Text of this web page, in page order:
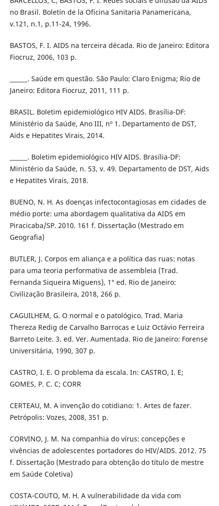
no Brasil. Boletín de la Oficina Sanitaria Panamericana,
v.121, n.1, p.11-24, 1996.
BASTOS, F. I. AIDS na terceira década. Rio de Janeiro: Editora
Fiocruz, 2006, 103 p.
______. Saúde em questão. São Paulo: Claro Enigma; Rio de
Janeiro: Editora Fiocruz, 2011, 111 p.
BRASIL. Boletim epidemiológico HIV AIDS. Brasília-DF:
Ministério da Saúde, Ano III, nº 1. Departamento de DST,
Aids e Hepatites Virais, 2014.
______. Boletim epidemiológico HIV AIDS. Brasília-DF:
Ministério da Saúde, n. 53, v. 49. Departamento de DST, Aids
e Hepatites Virais, 2018.
BUENO, N. H. As doenças infectocontagiosas em cidades de
médio porte: uma abordagem qualitativa da AIDS em
Piracicaba/SP. 2010. 161 f. Dissertação (Mestrado em
Geografia)
BUTLER, J. Corpos em aliança e a política das ruas: notas
para uma teoria performativa de assembleia (Trad.
Fernanda Siqueira Miguens), 1° ed. Rio de Janeiro:
Civilização Brasileira, 2018, 266 p.
CAGUILHEM, G. O normal e o patológico. Trad. Maria
Thereza Redig de Carvalho Barrocas e Luiz Octávio Ferreira
Barreto Leite. 3. ed. Ver. Aumentada. Rio de Janeiro: Forense
Universitária, 1990, 307 p.
CASTRO, I. E. O problema da escala. In: CASTRO, I. E;
GOMES, P. C. C; CORR
CERTEAU, M. A invenção do cotidiano: 1. Artes de fazer.
Petrópolis: Vozes, 2008, 351 p.
CORVINO, J. M. Na companhia do vírus: concepções e
vivências de adolescentes portadores do HIV/AIDS. 2012. 75
f. Dissertação (Mestrado para obtenção do título de mestre
em Saúde Coletiva)
COSTA-COUTO, M. H. A vulnerabilidade da vida com